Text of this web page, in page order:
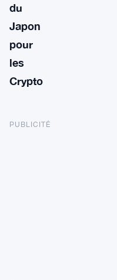
du
Japon
pour
les
Crypto
PUBLICITÉ